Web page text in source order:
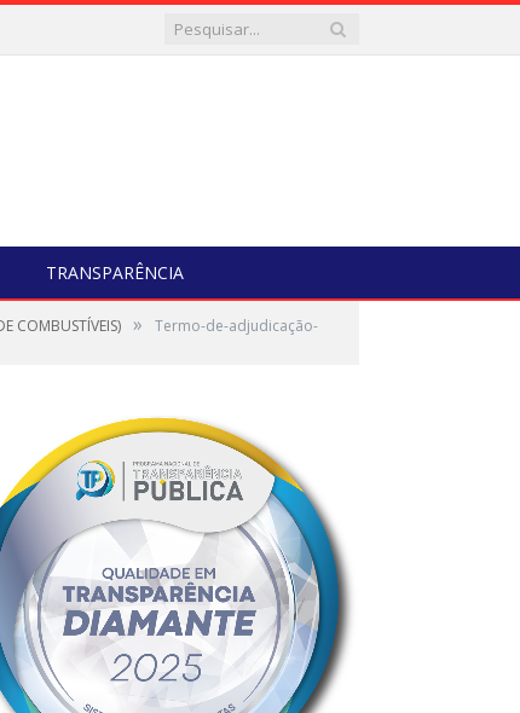
TRANSPARÊNCIA
COMBUSTÍVEIS) » Termo-de-adjudicação-